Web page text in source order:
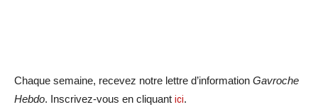
Chaque semaine, recevez notre lettre d’information Gavroche
Hebdo. Inscrivez-vous en cliquant ici.